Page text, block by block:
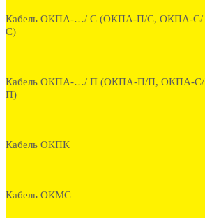
Кабель ОКПА-…/ С (ОКПА-П/С, ОКПА-С/
С)
Кабель ОКПА-…/ П (ОКПА-П/П, ОКПА-С/
П)
Кабель ОКПК
Кабель ОКМС